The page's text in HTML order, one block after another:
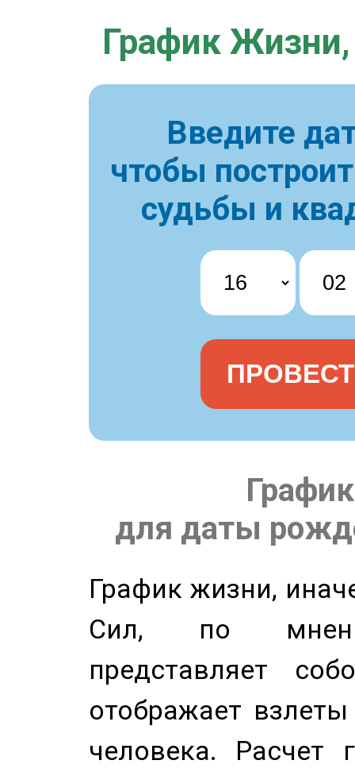
График Жизни,
Введите
чтобы
судьбы и
для даты
График жизни,
Сил, по
представляет
отображает
человека. Расчет